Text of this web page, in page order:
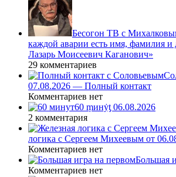
Бесогон ТВ с
каждой аварии есть имя, фамилия и
Лазарь Моисеевич Каганович»
29 комментариев
07.08.2026 — Полный контакт
Комментариев нет
60 ṃинẏƫ 06.08.2026
2 комментария
логика с Сергеем Михеевым от
Комментариев нет
Большая
Комментариев нет